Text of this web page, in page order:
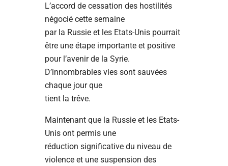
L’accord de cessation des hostilités
négocié cette semaine
par la Russie et les Etats-Unis pourrait
être une étape importante et positive
pour l’avenir de la Syrie.
D’innombrables vies sont sauvées
chaque jour que
tient la trêve.
Maintenant que la Russie et les Etats-
Unis ont permis une
réduction significative du niveau de
violence et une suspension des